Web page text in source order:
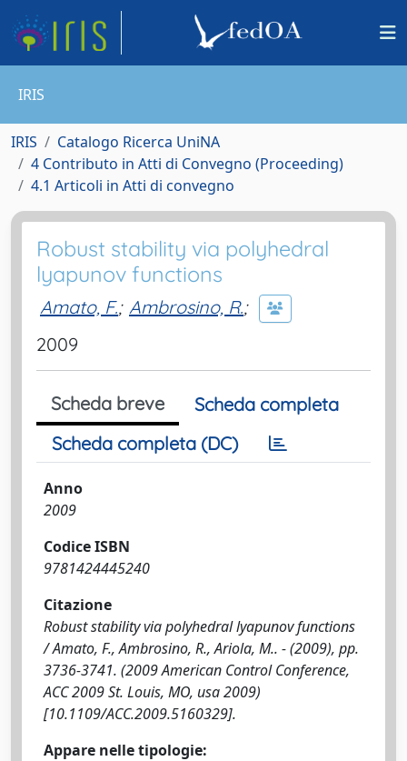
IRIS
IRIS
Catalogo Ricerca UniNA
4 Contributo in Atti di Convegno (Proceeding)
4.1 Articoli in Atti di convegno
Robust stability via polyhedral
lyapunov functions
Amato, F.; Ambrosino, R.;
2009
Scheda breve
Scheda completa
Scheda completa (DC)
Anno
2009
Codice ISBN
9781424445240
Citazione
Robust stability via polyhedral lyapunov functions
/ Amato, F., Ambrosino, R., Ariola, M.. - (2009), pp.
3736-3741. (2009 American Control Conference,
ACC 2009 St. Louis, MO, usa 2009)
[10.1109/ACC.2009.5160329].
Appare nelle tipologie: